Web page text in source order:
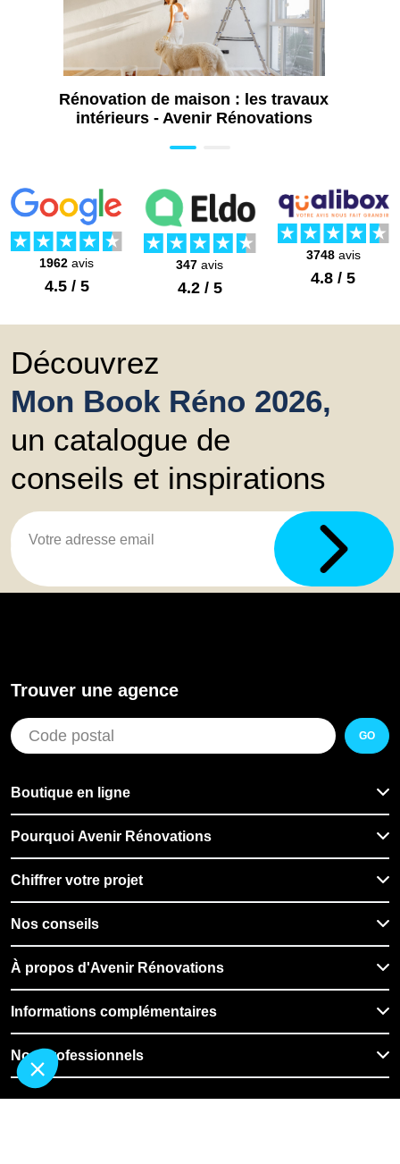
Rénovation de maison : les travaux
intérieurs - Avenir Rénovations
1962 avis
4.5 / 5
347 avis
4.2 / 5
3748avis
4.8 / 5
Découvrez
Mon Book Réno 2026,
un catalogue de
conseils et inspirations
Trouver une agence
GO
Boutique en ligne
Pourquoi Avenir Rénovations
Chiffrer votre projet
Nos conseils
À propos d'Avenir Rénovations
Informations complémentaires
Nos professionnels